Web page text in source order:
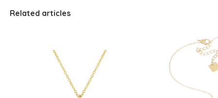
Related articles